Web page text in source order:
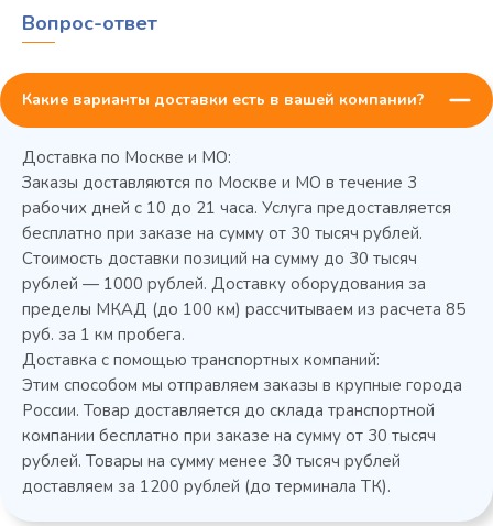
Колода разрубочная КР-5/5
Вопрос-ответ
Какие варианты доставки есть в вашей компании?
Доставка по Москве и МО:
Заказы доставляются по Москве и МО в течение 3
рабочих дней с 10 до 21 часа. Услуга предоставляется
бесплатно при заказе на сумму от 30 тысяч рублей.
Стоимость доставки позиций на сумму до 30 тысяч
рублей — 1000 рублей. Доставку оборудования за
пределы МКАД (до 100 км) рассчитываем из расчета 85
руб. за 1 км пробега.
Доставка с помощью транспортных компаний:
Этим способом мы отправляем заказы в крупные города
России. Товар доставляется до склада транспортной
компании бесплатно при заказе на сумму от 30 тысяч
рублей. Товары на сумму менее 30 тысяч рублей
доставляем за 1200 рублей (до терминала ТК).